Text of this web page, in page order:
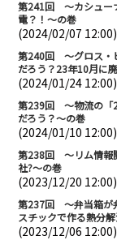
第241回 ～カシュー
電？！～の巻
(2024/02/07 12:00)
第240回 ～グロス・
だろう？23年10月に
(2024/01/24 12:00)
第239回 ～物流の「
だろう？～の巻
(2024/01/10 12:00)
第238回 ～リム情報
社?～の巻
(2023/12/20 12:00)
第237回 ～弁当箱が
スチックで作る熱分
(2023/12/06 12:00)